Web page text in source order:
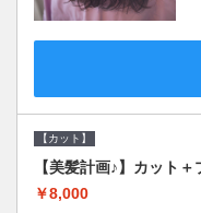
【カット】
【美髪計画♪】カット
￥8,000